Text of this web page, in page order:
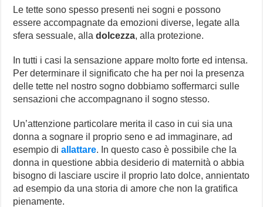
Le tette sono spesso presenti nei sogni e possono
essere accompagnate da emozioni diverse, legate alla
sfera sessuale, alladolcezza, alla protezione.
In tutti i casi la sensazione appare molto forte ed intensa.
Per determinare il significato che ha per noi la presenza
delle tette nel nostro sogno dobbiamo soffermarci sulle
sensazioni che accompagnano il sogno stesso.
Un’attenzione particolare merita il caso in cui sia una
donna a sognare il proprio seno e ad immaginare, ad
esempio diallattare. In questo caso è possibile che la
donna in questione abbia desiderio di maternità o abbia
bisogno di lasciare uscire il proprio lato dolce, annientato
ad esempio da una storia di amore che non la gratifica
pienamente.